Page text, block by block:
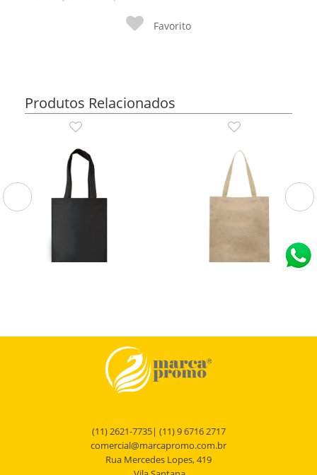
Favorito
Produtos Relacionados
altura de23 cm, ideal para transporte.
(11) 2621-7735| (11) 9 6716 2717
comercial@marcapromo.com.br
Rua Mercedes Lopes, 419